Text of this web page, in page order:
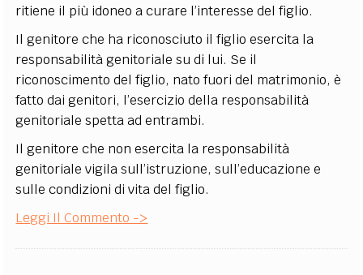
ritiene il più idoneo a curare l’interesse del figlio.
Il genitore che ha riconosciuto il figlio esercita la
responsabilità genitoriale su di lui. Se il
riconoscimento del figlio, nato fuori del matrimonio, è
fatto dai genitori, l’esercizio della responsabilità
genitoriale spetta ad entrambi.
Il genitore che non esercita la responsabilità
genitoriale vigila sull’istruzione, sull’educazione e
sulle condizioni di vita del figlio.
Leggi Il Commento ->